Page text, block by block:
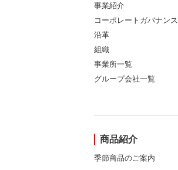
事業紹介
コーポレートガバナンス
沿革
組織
事業所一覧
グループ会社一覧
商品紹介
季節商品のご案内